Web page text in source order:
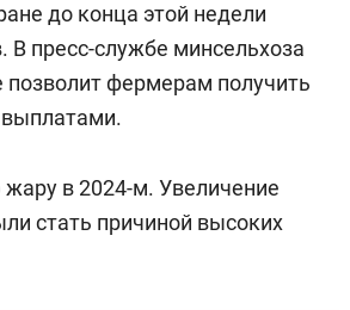
до конца этой недели
пресс-службе минсельхоза
позволит фермерам получить
в 2024-м. Увеличение
стать причиной высоких